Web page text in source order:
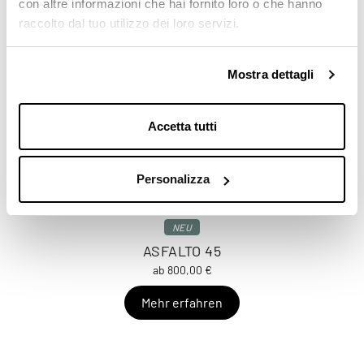
con altre informazioni che hai fornito loro o che hanno
raccolto dal tuo utilizzo dei loro servizi.
Mostra dettagli
Accetta tutti
Personalizza
NEU
ASFALTO 45
ab 800,00 €
Mehr erfahren